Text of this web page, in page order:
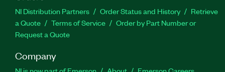
NI Distribution Partners Order Status and History
Retrieve
a Quote
Terms of Service
Order by Part Number or
Request a Quote
Company